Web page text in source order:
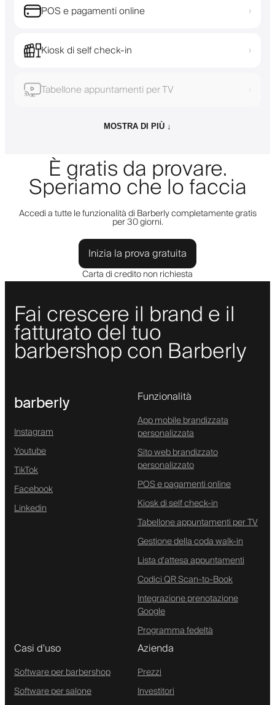
POS e pagamenti online ›
Kiosk di self check-in ›
Tabellone appuntamenti per TV ›
MOSTRA DI PIÙ ↓
È gratis da provare.
Speriamo che lo faccia
Accedi a tutte le funzionalità di Barberly completamente gratis
per 30 giorni.
Inizia la prova gratuita
Carta di credito non richiesta
Fai crescere il brand e il
fatturato del tuo
barbershop con Barberly
barberly
Instagram
Youtube
TikTok
Facebook
Linkedin
Funzionalità
App mobile brandizzata
personalizzata
Sito web brandizzato
personalizzato
POS e pagamenti online
Kiosk di self check-in
Tabellone appuntamenti per TV
Gestione della coda walk-in
Lista d'attesa appuntamenti
Codici QR Scan-to-Book
Integrazione prenotazione
Google
Programma fedeltà
Casi d'uso
Software per barbershop
Software per salone
Azienda
Prezzi
Investitori